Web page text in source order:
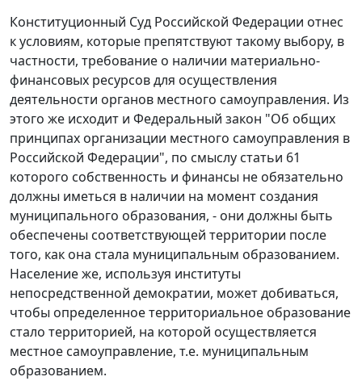
Конституционный Суд Российской Федерации отнес
к условиям, которые препятствуют такому выбору, в
частности, требование о наличии материально-
финансовых ресурсов для осуществления
деятельности органов местного самоуправления. Из
этого же исходит и Федеральный закон "Об общих
принципах организации местного самоуправления в
Российской Федерации", по смыслу статьи 61
которого собственность и финансы не обязательно
должны иметься в наличии на момент создания
муниципального образования, - они должны быть
обеспечены соответствующей территории после
того, как она стала муниципальным образованием.
Население же, используя институты
непосредственной демократии, может добиваться,
чтобы определенное территориальное образование
стало территорией, на которой осуществляется
местное самоуправление, т.е. муниципальным
образованием.